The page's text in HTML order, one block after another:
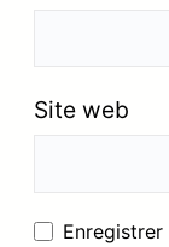
Site web